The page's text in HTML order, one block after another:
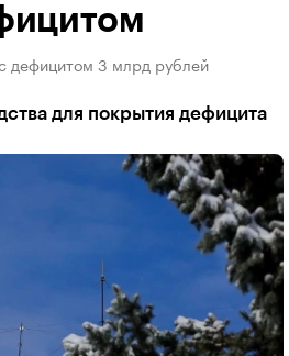
дефицитом 3 млрд рублей
для покрытия дефицита